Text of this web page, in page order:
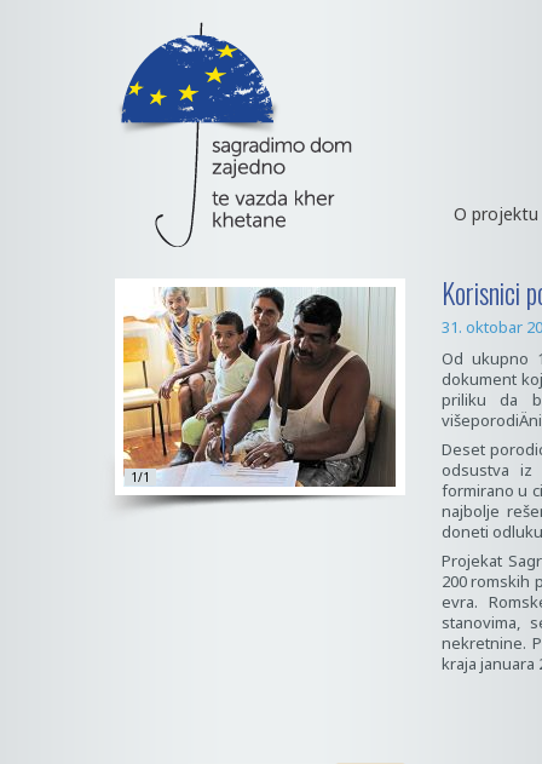
O projektu
1/1
Korisnici
31. oktobar
Od ukupno
dokument
priliku da
Deset
odsustva iz
formirano u
najbolje
doneti
Projekat
200 romskih
evra.
stanovima,
nekretnine.
kraja januara